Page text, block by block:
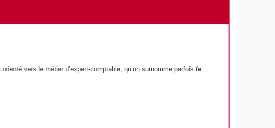
vers le métier d’expert-comptable, qu’on surnomme parfois le